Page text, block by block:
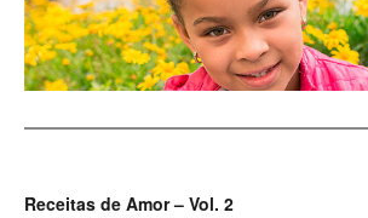
Receitas de Amor – Vol. 2